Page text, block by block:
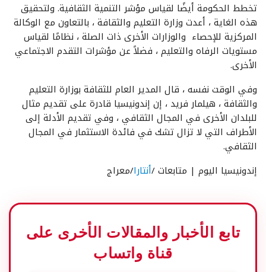
تخطط الحكومة أيضًا لقياس مؤشر التنمية الثقافية. ولتحقيق
هذه الغاية ، أعدت وزارة التعليم والثقافة ، بالتعاون مع الوكالة
المركزية للإحصاء والوزارات الأخرى ذات الصلة ، نظامًا لقياس
مستويات الرفاه والتعليم ، فضلاً عن مؤشرات التقدم الاجتماعي
الأخرى.
وفي الوقت نفسه ، قال المدير العام للثقافة بوزارة التعليم
والثقافة ، هيلمار فريد ، إن إندونيسيا قادرة على تقديم مثال
للبلدان الأخرى في المجال الثقافي ، وفي تقديم الأدلة إلى
الأطراف التي لا تزال تشك في فائدة الاستثمار في المجال
الثقافي.
إندونيسيا اليوم | متابعات /أنتارا/معراج
تابع الأخبار والمقالات الأخرى على
قناة واتساب